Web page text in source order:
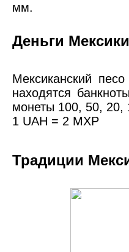
мм.
Деньги Мексики
Мексиканский
находятся
монеты 100, 50, 20,
1 UAH = 2 MXP
Традиции